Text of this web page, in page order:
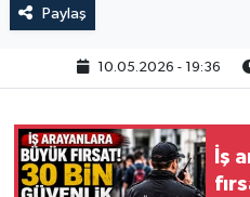
Paylaş
10.05.2026 - 19:36
İş